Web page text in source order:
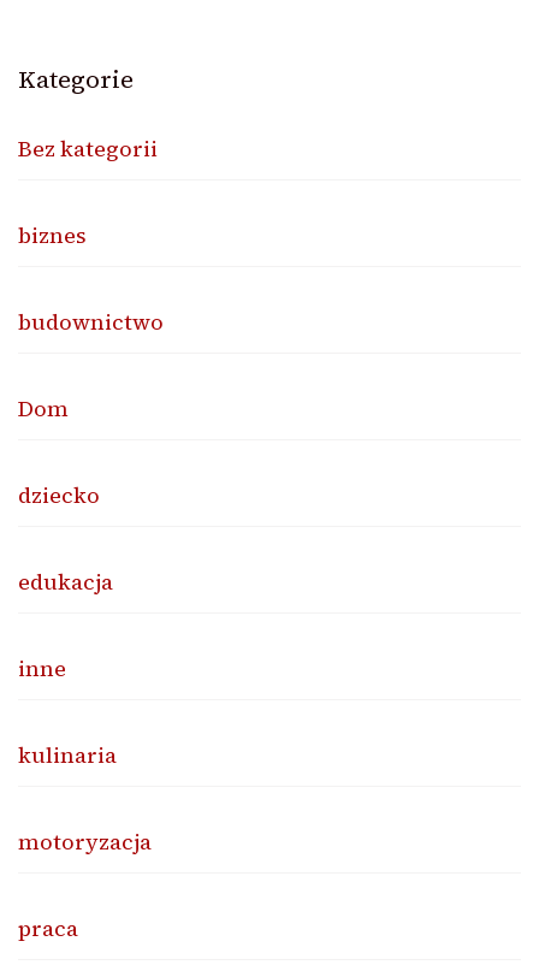
Kategorie
Bez kategorii
biznes
budownictwo
Dom
dziecko
edukacja
inne
kulinaria
motoryzacja
praca